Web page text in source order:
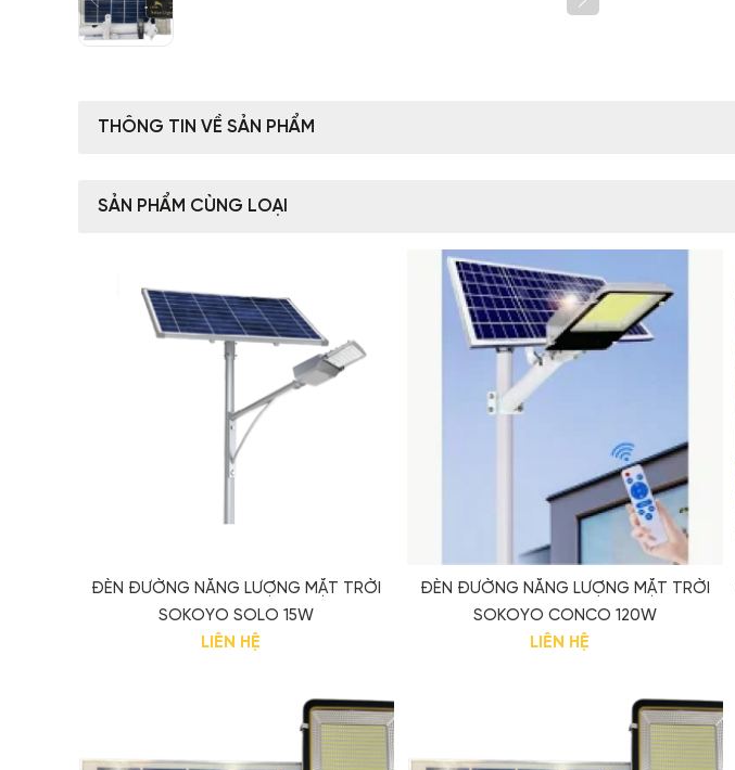
THÔNG TIN VỀ SẢN PHẨM
SẢN PHẨM CÙNG LOẠI
ĐÈN ĐƯỜNG NĂNG LƯỢNG MẶT TRỜI
SOKOYO SOLO 15W
LIÊN HỆ
ĐÈN ĐƯỜNG NĂNG LƯỢNG MẶT TRỜI
SOKOYO CONCO 120W
LIÊN HỆ